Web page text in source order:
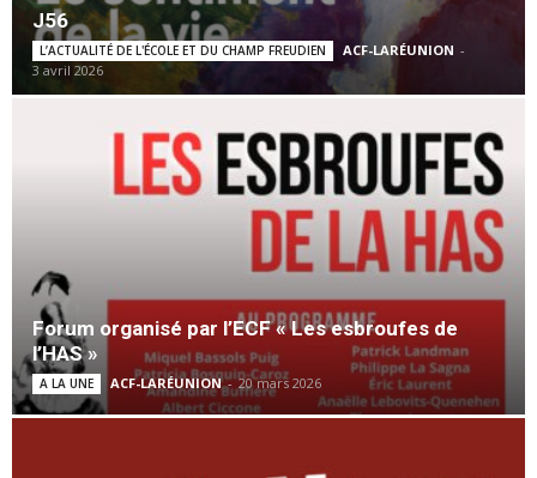
J56
L’ACTUALITÉ DE L'ÉCOLE ET DU CHAMP FREUDIEN ACF-LARÉUNION -
3 avril 2026
Forum organisé par l’ECF « Les esbroufes de
l’HAS »
A LA UNE ACF-LARÉUNION - 20 mars 2026